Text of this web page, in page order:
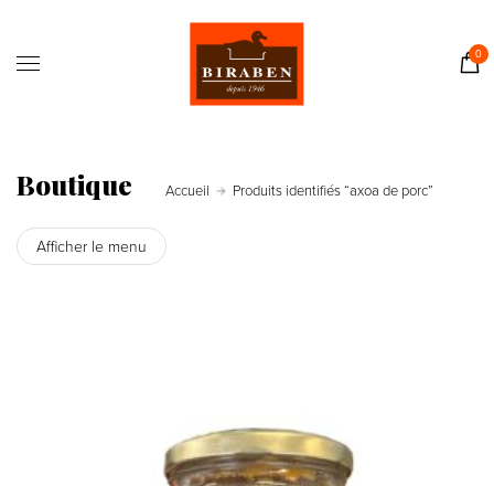
0
Boutique Accueil Produits identifiés “axoa de porc”
Afficher le menu